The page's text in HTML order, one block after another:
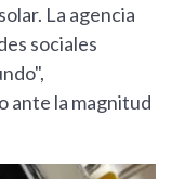
La agencia
sociales
ante la magnitud